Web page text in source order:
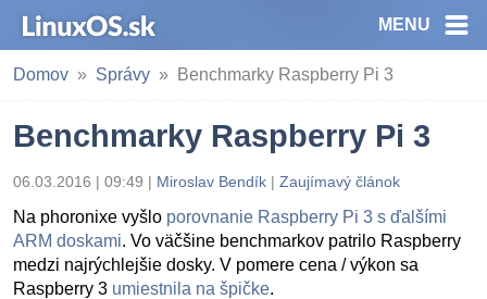
MENU
Domov Správy Benchmarky Raspberry Pi 3
Benchmarky Raspberry Pi 3
06.03.2016 | 09:49 | Miroslav Bendík | Zaujímavý článok
Na phoronixe vyšlo porovnanie Raspberry Pi 3 s ďalšími
ARM doskami. Vo väčšine benchmarkov patrilo Raspberry
medzi najrýchlejšie dosky. V pomere cena / výkon sa
Raspberry 3 umiestnila na špičke.